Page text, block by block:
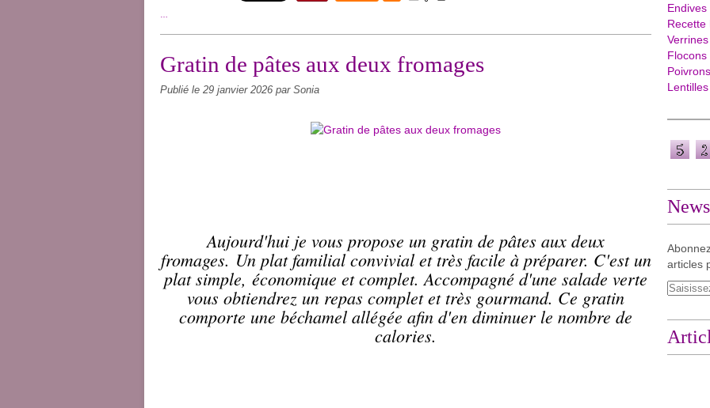
Gratin de pâtes aux deux fromages
Publié le 29 janvier 2026 par Sonia
Aujourd'hui je vous propose un gratin de pâtes aux deux
fromages. Un plat familial convivial et très facile à préparer. C'est un
plat simple, économique et complet. Accompagné d'une salade verte
vous obtiendrez un repas complet et très gourmand. Ce gratin
comporte une béchamel allégée afin d'en diminuer le nombre de
calories.
Endives
Recette
Verrines
Flocons
Poivrons
Lentilles
articles